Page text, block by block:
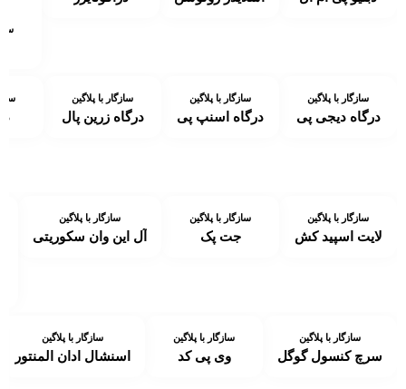
سازگار با پلاگین
درگاه دیجی پی
سازگار با پلاگین
درگاه اسنپ پی
سازگار با پلاگین
درگاه زرین پال
سازگار با پلاگین
لایت اسپید کش
سازگار با پلاگین
جت پک
سازگار با پلاگین
آل این وان سکوریتی
سازگار با پلاگین
سرچ کنسول گوگل
سازگار با پلاگین
وی پی کد
سازگار با پلاگین
اسنشال ادان المنتور